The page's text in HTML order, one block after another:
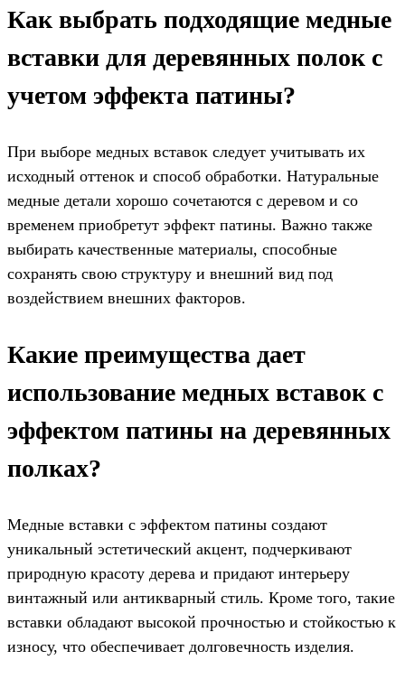
Как выбрать подходящие медные
вставки для деревянных полок с
учетом эффекта патины?
При выборе медных вставок следует учитывать их
исходный оттенок и способ обработки. Натуральные
медные детали хорошо сочетаются с деревом и со
временем приобретут эффект патины. Важно также
выбирать качественные материалы, способные
сохранять свою структуру и внешний вид под
воздействием внешних факторов.
Какие преимущества дает
использование медных вставок с
эффектом патины на деревянных
полках?
Медные вставки с эффектом патины создают
уникальный эстетический акцент, подчеркивают
природную красоту дерева и придают интерьеру
винтажный или антикварный стиль. Кроме того, такие
вставки обладают высокой прочностью и стойкостью к
износу, что обеспечивает долговечность изделия.